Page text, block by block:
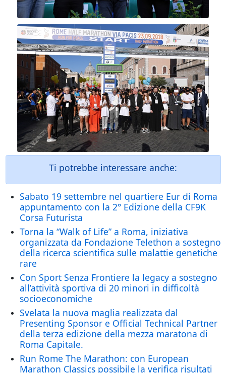
Ti potrebbe interessare anche:
Sabato 19 settembre nel quartiere Eur di Roma
appuntamento con la 2° Edizione della CF9K
Corsa Futurista
Torna la “Walk of Life” a Roma, iniziativa
organizzata da Fondazione Telethon a sostegno
della ricerca scientifica sulle malattie genetiche
rare
Con Sport Senza Frontiere la legacy a sostegno
all’attività sportiva di 20 minori in difficoltà
socioeconomiche
Svelata la nuova maglia realizzata dal
Presenting Sponsor e Official Technical Partner
della terza edizione della mezza maratona di
Roma Capitale.
Run Rome The Marathon: con European
Marathon Classics possibile la verifica risultati